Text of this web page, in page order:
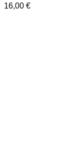
16,00 €